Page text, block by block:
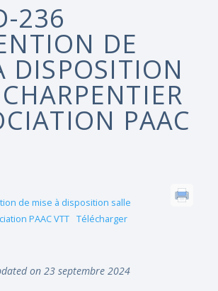
236
DE
DISPOSITION
PAAC
de mise à disposition salle
PAAC VTT Télécharger
on 23 septembre 2024